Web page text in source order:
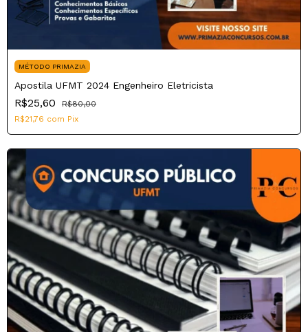
MÉTODO PRIMAZIA
Apostila UFMT 2024 Engenheiro Eletricista
R$25,60
R$80,00
R$21,76 com Pix